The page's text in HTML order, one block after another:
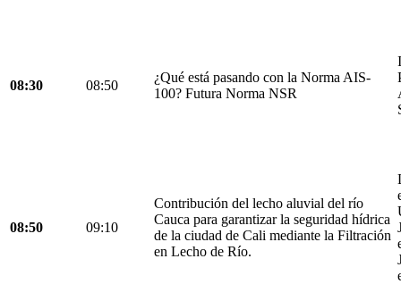
08:30 08:50
¿Qué está pasando con la Norma AIS-
100? Futura Norma NSR
08:50 09:10
Contribución del lecho aluvial del río
Cauca para garantizar la seguridad hídrica
de la ciudad de Cali mediante la Filtración
en Lecho de Río.